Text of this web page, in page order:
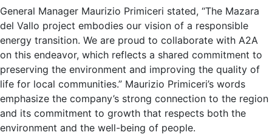
General Manager Maurizio Primiceri stated, “The Mazara
del Vallo project embodies our vision of a responsible
energy transition. We are proud to collaborate with A2A
on this endeavor, which reflects a shared commitment to
preserving the environment and improving the quality of
life for local communities.” Maurizio Primiceri’s words
emphasize the company’s strong connection to the region
and its commitment to growth that respects both the
environment and the well-being of people.